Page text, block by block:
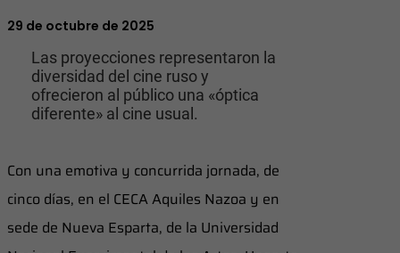
29 de octubre de 2025
Las proyecciones representaron la
diversidad del cine ruso y
ofrecieron al público una «óptica
diferente» al cine usual.
​Con una emotiva y concurrida jornada, de
cinco días, en el CECA Aquiles Nazoa y en
sede de Nueva Esparta, de la Universidad